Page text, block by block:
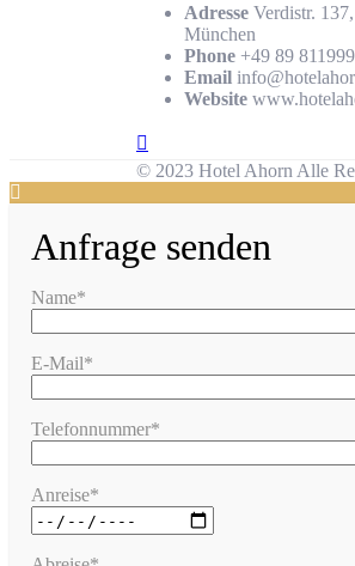
Adresse Verdistr.
München
Phone +49 89
Email
Website
© 2023 Hotel Ahorn Alle
Anfrage senden
Name*
E-Mail*
Telefonnummer*
Anreise*